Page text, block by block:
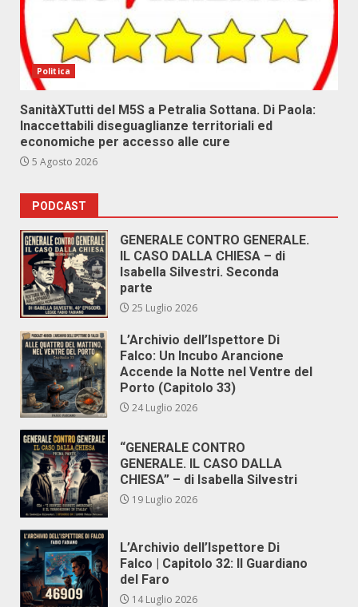
Politica
SanitàXTutti del M5S a Petralia Sottana. Di Paola:
Inaccettabili diseguaglianze territoriali ed
economiche per accesso alle cure
5 Agosto 2026
PODCAST
GENERALE CONTRO GENERALE.
IL CASO DALLA CHIESA – di
Isabella Silvestri. Seconda
parte
25 Luglio 2026
L’Archivio dell’Ispettore Di
Falco: Un Incubo Arancione
Accende la Notte nel Ventre del
Porto (Capitolo 33)
24 Luglio 2026
“GENERALE CONTRO
GENERALE. IL CASO DALLA
CHIESA” – di Isabella Silvestri
19 Luglio 2026
L’Archivio dell’Ispettore Di
Falco | Capitolo 32: Il Guardiano
del Faro
14 Luglio 2026